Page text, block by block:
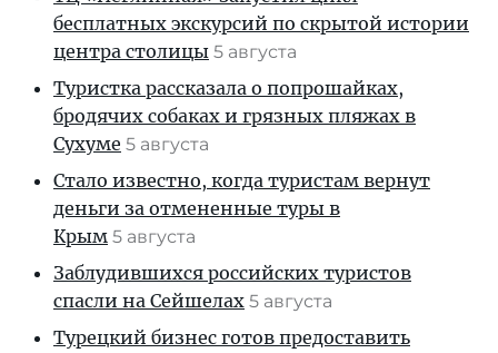
бесплатных экскурсий по скрытой истории
центра столицы 5 августа
Туристка рассказала о попрошайках,
бродячих собаках и грязных пляжах в
Сухуме 5 августа
Стало известно, когда туристам вернут
деньги за отмененные туры в
Крым 5 августа
Заблудившихся российских туристов
спасли на Сейшелах 5 августа
Турецкий бизнес готов предоставить